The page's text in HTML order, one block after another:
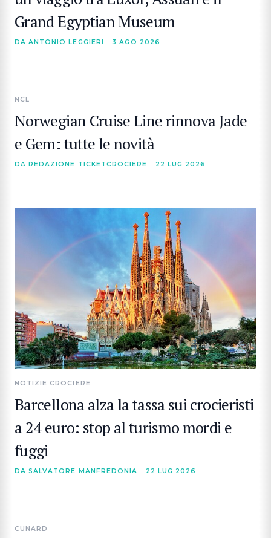
Grand Egyptian Museum
DA ANTONIO LEGGIERI 3 AGO 2026
NCL
Norwegian Cruise Line rinnova Jade
e Gem: tutte le novità
DA REDAZIONE TICKETCROCIERE 22 LUG 2026
NOTIZIE CROCIERE
Barcellona alza la tassa sui crocieristi
a 24 euro: stop al turismo mordi e
fuggi
DA SALVATORE MANFREDONIA 22 LUG 2026
CUNARD